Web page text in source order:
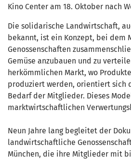
Kino Center am 18. Oktober nach
Die solidarische Landwirtschaft,
bekannt, ist ein Konzept, bei dem
Genossenschaften
Gemüse anzubauen und zu
herkömmlichen Markt, wo
produziert werden, orientiert sich
Bedarf der Mitglieder. Dieses
marktwirtschaftlichen
Neun Jahre lang begleitet der
landwirtschaftliche
München, die ihre Mitglieder mit